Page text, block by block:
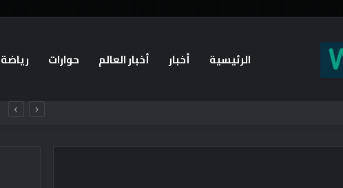
الرئيسية أخبار أخبار العالم حوارات رياضة